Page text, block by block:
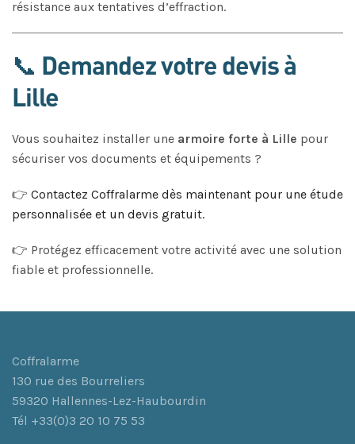
résistance aux tentatives d’effraction.
📞 Demandez votre devis à
Lille
Vous souhaitez installer une armoire forte à Lille pour
sécuriser vos documents et équipements ?
👉 Contactez Coffralarme dès maintenant pour une étude
personnalisée et un devis gratuit.
👉 Protégez efficacement votre activité avec une solution
fiable et professionnelle.
Coffralarme
130 rue des Bourreliers
59320 Hallennes-Lez-Haubourdin
Tél +33(0)3 20 10 75 53